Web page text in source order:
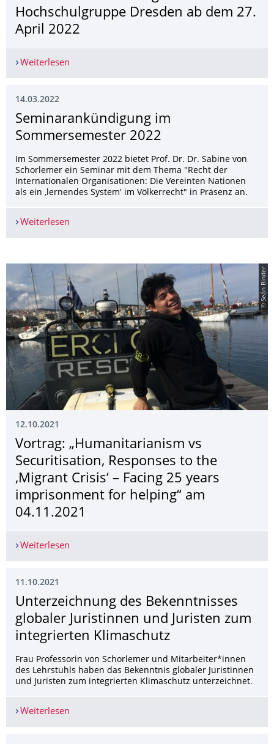
Hochschulgruppe Dresden ab dem 27.
April 2022
Weiterlesen
14.03.2022
Seminarankündigung im
Sommersemester 2022
Im Sommersemester 2022 bietet Prof. Dr. Dr. Sabine von
Schorlemer ein Seminar mit dem Thema "Recht der
Internationalen Organisationen: Die Vereinten Nationen
als ein ,lernendes System' im Völkerrecht" in Präsenz an.
Weiterlesen
© Seán Binder
12.10.2021
Vortrag: „Humanitarianism vs
Securitisation, Responses to the
‚Migrant Crisis‘ – Facing 25 years
imprisonment for helping“ am
04.11.2021
Weiterlesen
11.10.2021
Unterzeichnung des Bekenntnisses
globaler Juristinnen und Juristen zum
integrierten Klimaschutz
Frau Professorin von Schorlemer und Mitarbeiter*innen
des Lehrstuhls haben das Bekenntnis globaler Juristinnen
und Juristen zum integrierten Klimaschutz unterzeichnet.
Weiterlesen